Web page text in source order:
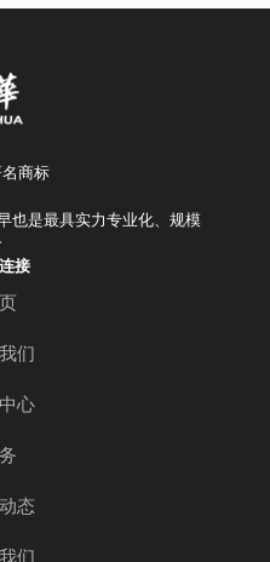
商标
也是最具实力专业化、规模
接
们
心
态
们